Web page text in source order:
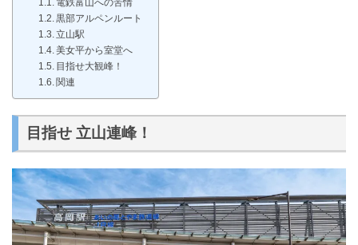
黒部アルペンルート
立山駅
美女平から室堂へ
目指せ大観峰！
関連
目指せ 立山連峰！